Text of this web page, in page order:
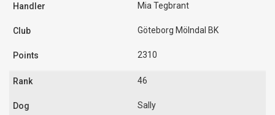
Mia Tegbrant
Göteborg Mölndal BK
2310
46
Sally